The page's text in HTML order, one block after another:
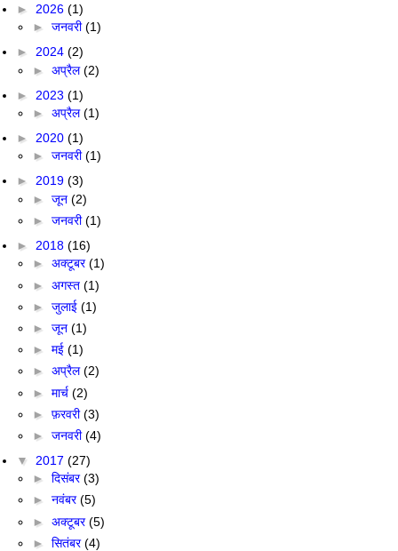
► 2026 (1)
► जनवरी(1)
► 2024 (2)
► अप्रैल(2)
► 2023 (1)
► अप्रैल(1)
► 2020 (1)
► जनवरी(1)
► 2019 (3)
► जून (2)
► जनवरी(1)
► 2018 (16)
► अक्टूबर(1)
► अगस्त (1)
► जुलाई (1)
► जून (1)
► मई (1)
► अप्रैल(2)
► मार्च (2)
► फ़रवरी(3)
► जनवरी(4)
▼ 2017 (27)
► दिसंबर(3)
► नवंबर(5)
► अक्टूबर(5)
► सितंबर(4)